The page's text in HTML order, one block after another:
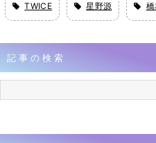
TWICE 星野源
記事の検索